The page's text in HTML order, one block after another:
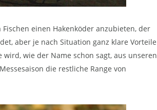
einen Hakenköder anzubieten, der
aber je nach Situation ganz klare Vorteile
wie der Name schon sagt, aus unseren
die restliche Range von